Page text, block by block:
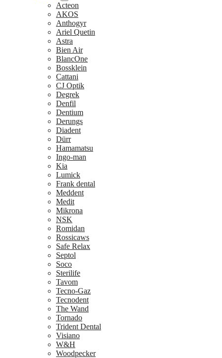
Acteon
AKOS
Anthogyr
Ariel Quetin
Astra
Bien Air
BlancOne
Bossklein
Cattani
CJ Optik
Degrek
Denfil
Dentium
Derungs
Diadent
Dürr
Hamamatsu
Ingo-man
Kia
Lumick
Frank dental
Meddent
Medit
Mikrona
NSK
Romidan
Rossicaws
Safe Relax
Septol
Soco
Sterilife
Tavom
Tecno-Gaz
Tecnodent
The Wand
Tornado
Trident Dental
Visiano
W&H
Woodpecker